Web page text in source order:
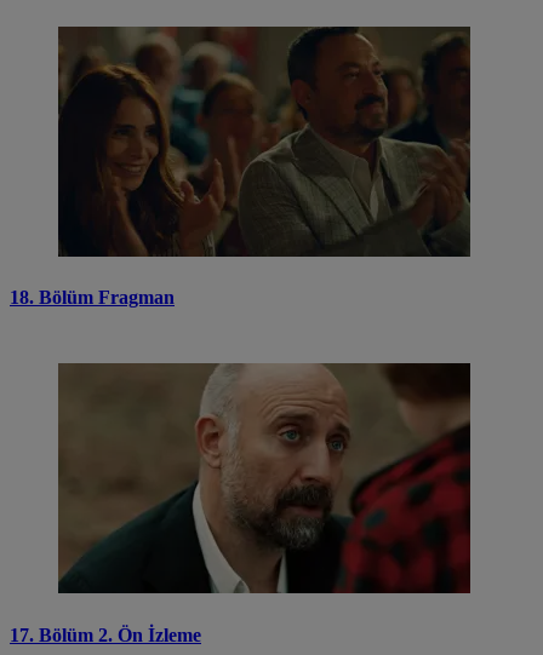
18. Bölüm Fragman
17. Bölüm 2. Ön İzleme